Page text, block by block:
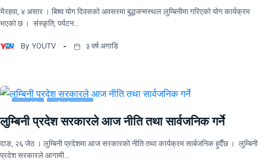
भैरहवा, ४ असार । बिश्व योग दिवसको अवसरमा बुद्धजन्मस्थल लुम्बिनीमा गरिएको योग कार्यक्रम
भएकाे छ । संस्कृति, पर्यटन…
By YOUTV ३ वर्ष अगाडि
लुम्बिनी प्रदेश सरकारले आज नीति तथा सार्वजनिक गर्ने
दाङ, २६ जेठ । लुम्बिनी प्रदेशमा आज सरकारको नीति तथा कार्यक्रम सार्बजनिक हुदैँछ । लुम्बिनी
प्रदेश सरकारले आगामी…